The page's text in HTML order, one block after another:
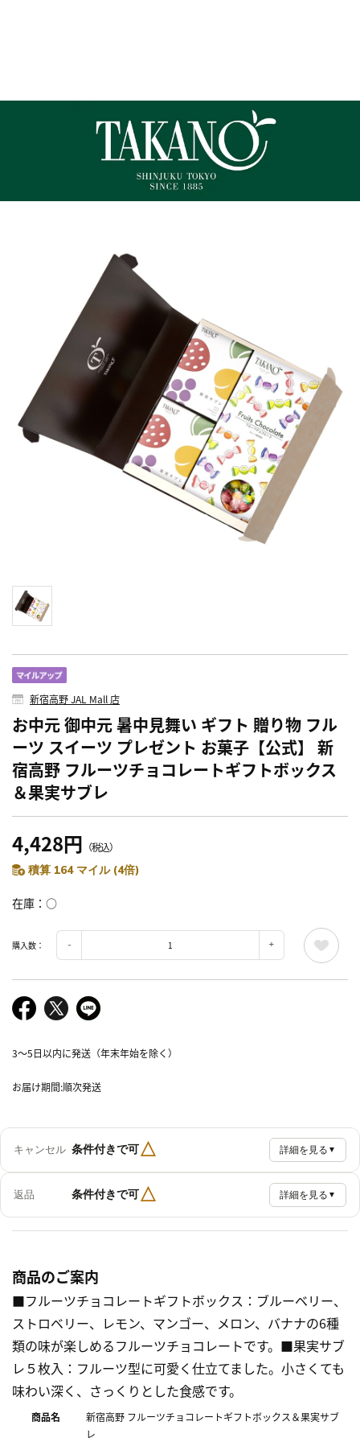
新宿高野 JAL Mall 店
お中元 御中元 暑中見舞い ギフト 贈り物 フル
ーツ スイーツ プレゼント お菓子【公式】 新
宿高野 フルーツチョコレートギフトボックス
＆果実サブレ
4,428円 （税込）
積算 164 マイル (4倍)
在庫 ○
購入数：
3～5日以内に発送（年末年始を除く）
お届け期間:順次発送
キャンセル 条件付きで可△ 詳細を見る ▼
返品 条件付きで可△ 詳細を見る ▼
商品のご案内
■フルーツチョコレートギフトボックス：ブルーベリー、
ストロベリー、レモン、マンゴー、メロン、バナナの6種
類の味が楽しめるフルーツチョコレートです。■果実サブ
レ５枚入：フルーツ型に可愛く仕立てました。小さくても
味わい深く、さっくりとした食感です。
商品名
新宿高野 フルーツチョコレートギフトボックス＆果実サブ
レ